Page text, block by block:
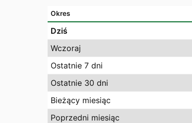
Okres
Dziś
Wczoraj
Ostatnie 7 dni
Ostatnie 30 dni
Bieżący miesiąc
Poprzedni miesiąc